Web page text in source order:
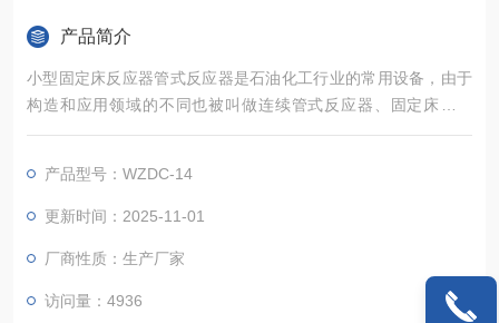
产品简介
小型固定床反应器管式反应器是石油化工行业的常用设备，由于
构造和应用领域的不同也被叫做连续管式反应器、固定床反应
器、淋洗床反应器、泡罩塔柱反应器等。
产品型号：WZDC-14
更新时间：2025-11-01
厂商性质：生产厂家
访问量：4936